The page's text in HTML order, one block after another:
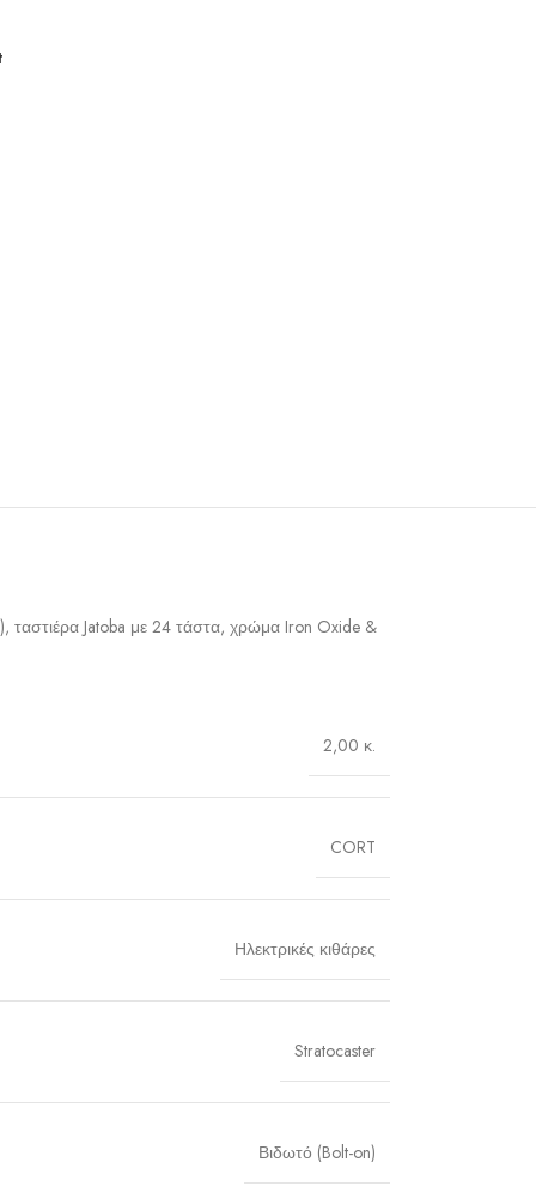
ταστιέρα Jatoba με 24 τάστα, χρώμα Iron Oxide &
2,00 κ.
CORT
Ηλεκτρικές κιθάρες
Stratocaster
Βιδωτό (Bolt-on)